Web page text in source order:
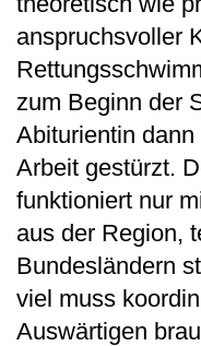
anspruchsvoller
zum Beginn der
Abiturientin
Arbeit gestürzt.
funktioniert nur
aus der Region,
Bundesländern
viel muss
Auswärtigen